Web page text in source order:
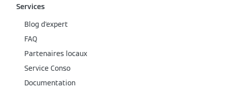
Services
Blog d'expert
FAQ
Partenaires locaux
Service Conso
Documentation